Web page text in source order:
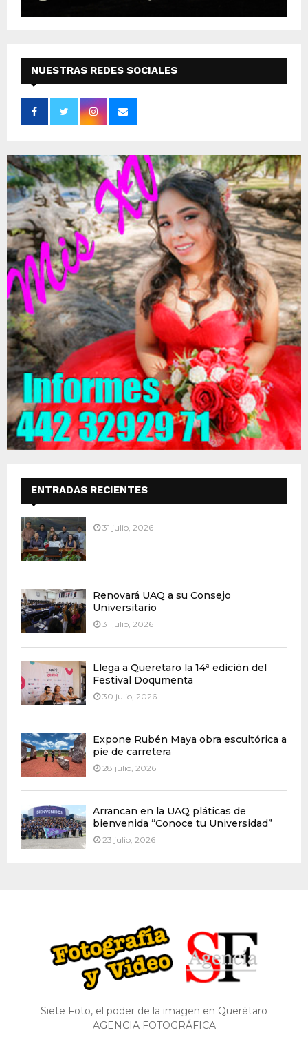
NUESTRAS REDES SOCIALES
ENTRADAS RECIENTES
31 julio, 2026
Renovará UAQ a su Consejo
Universitario
31 julio, 2026
Llega a Queretaro la 14ª edición del
Festival Doqumenta
30 julio, 2026
Expone Rubén Maya obra escultórica a
pie de carretera
28 julio, 2026
Arrancan en la UAQ pláticas de
bienvenida “Conoce tu Universidad”
23 julio, 2026
Siete Foto, el poder de la imagen en Querétaro
AGENCIA FOTOGRÁFICA